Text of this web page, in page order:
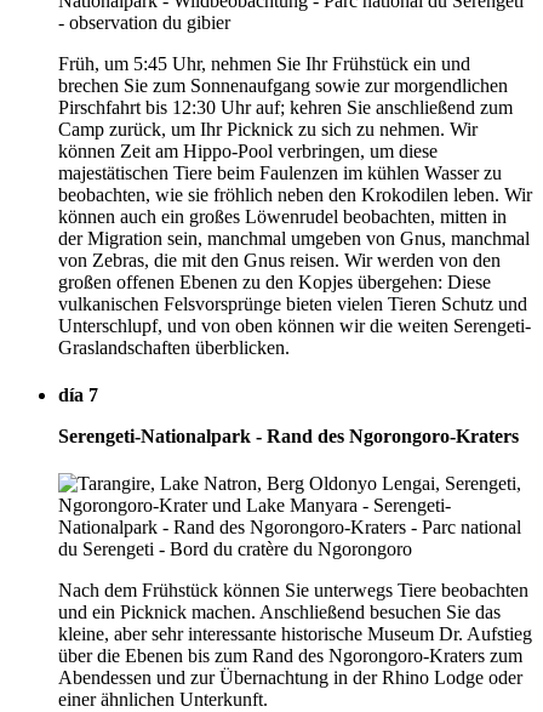
Früh, um 5:45 Uhr, nehmen Sie Ihr Frühstück ein und
brechen Sie zum Sonnenaufgang sowie zur morgendlichen
Pirschfahrt bis 12:30 Uhr auf; kehren Sie anschließend zum
Camp zurück, um Ihr Picknick zu sich zu nehmen. Wir
können Zeit am Hippo-Pool verbringen, um diese
majestätischen Tiere beim Faulenzen im kühlen Wasser zu
beobachten, wie sie fröhlich neben den Krokodilen leben. Wir
können auch ein großes Löwenrudel beobachten, mitten in
der Migration sein, manchmal umgeben von Gnus, manchmal
von Zebras, die mit den Gnus reisen. Wir werden von den
großen offenen Ebenen zu den Kopjes übergehen: Diese
vulkanischen Felsvorsprünge bieten vielen Tieren Schutz und
Unterschlupf, und von oben können wir die weiten Serengeti-
Graslandschaften überblicken.
día 7
Serengeti-Nationalpark - Rand des Ngorongoro-Kraters
Nach dem Frühstück können Sie unterwegs Tiere beobachten
und ein Picknick machen. Anschließend besuchen Sie das
kleine, aber sehr interessante historische Museum Dr. Aufstieg
über die Ebenen bis zum Rand des Ngorongoro-Kraters zum
Abendessen und zur Übernachtung in der Rhino Lodge oder
einer ähnlichen Unterkunft.